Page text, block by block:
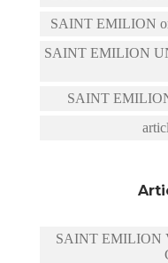
SAINT EMILION
SAINT EMILION
SAINT
SAINT EMILION